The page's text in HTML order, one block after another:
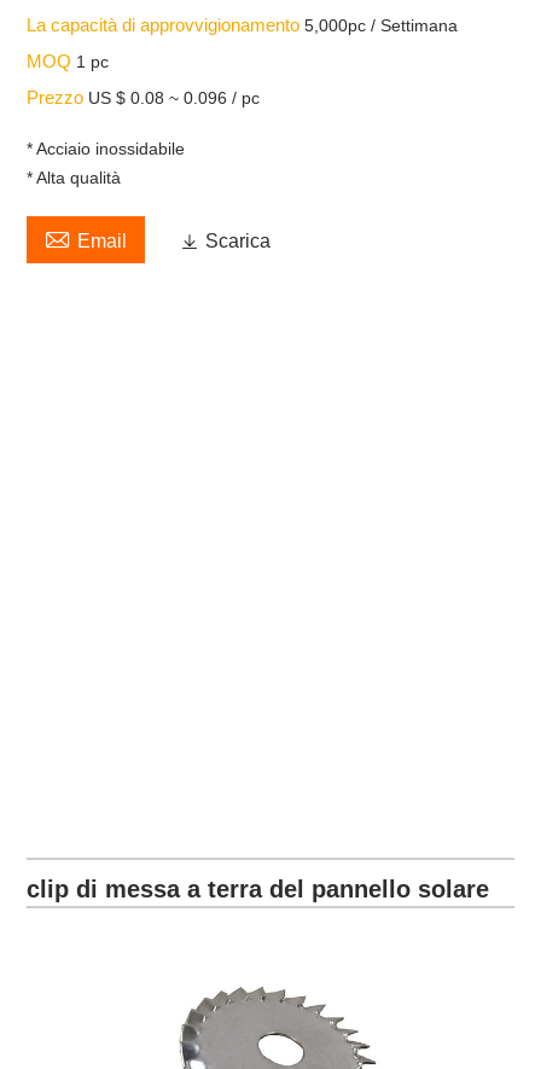
La capacità di approvvigionamento5,000pc / Settimana
MOQ 1 pc
Prezzo US $ 0.08 ~ 0.096 / pc
* Acciaio inossidabile
* Alta qualità
 Email  Scarica
clip di messa a terra del pannello solare